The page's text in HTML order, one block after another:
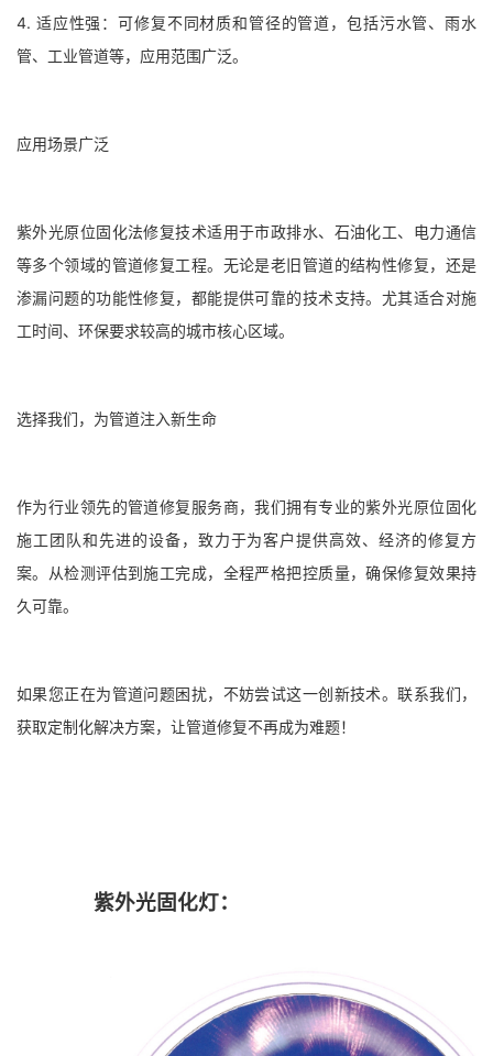
4. 适应性强：可修复不同材质和管径的管道，包括污水管、雨水
管、工业管道等，应用范围广泛。
应用场景广泛
紫外光原位固化法修复技术适用于市政排水、石油化工、电力通信
等多个领域的管道修复工程。无论是老旧管道的结构性修复，还是
渗漏问题的功能性修复，都能提供可靠的技术支持。尤其适合对施
工时间、环保要求较高的城市核心区域。
选择我们，为管道注入新生命
作为行业领先的管道修复服务商，我们拥有专业的紫外光原位固化
施工团队和先进的设备，致力于为客户提供高效、经济的修复方
案。从检测评估到施工完成，全程严格把控质量，确保修复效果持
久可靠。
如果您正在为管道问题困扰，不妨尝试这一创新技术。联系我们，
获取定制化解决方案，让管道修复不再成为难题！
紫外光固化灯：